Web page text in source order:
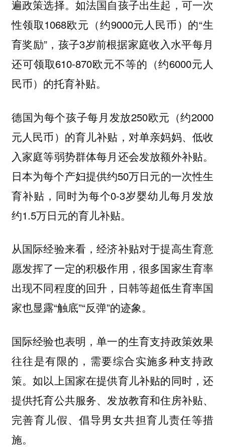
遍政策选择。如法国自孩子出生起，可一次
性领取1068欧元（约9000元人民币）的“生
育奖励”，孩子3岁前根据家庭收入水平每月
还可领取610-870欧元不等的（约6000元人
民币）的托育补贴。
德国为每个孩子每月发放250欧元（约2000
元人民币）的育儿补贴，对单亲妈妈、低收
入家庭等弱势群体每月还会发放额外补贴。
日本为每个产妇提供约50万日元的一次性生
育补贴，同时为每个0-3岁婴幼儿每月发放
约1.5万日元的育儿补贴。
从国际经验来看，经济补贴对于提高生育意
愿发挥了一定的积极作用，很多国家生育率
出现不同程度的回升，日韩等超低生育率国
家也显露“触底”“反弹”的迹象。
国际经验也表明，单一的生育支持政策效果
往往是有限的，需要综合实施多种支持政
策。如以上国家在提供育儿补贴的同时，还
提供托育公共服务、发放教育和住房补贴、
完善育儿假、倡导男女共担育儿责任等措
施。